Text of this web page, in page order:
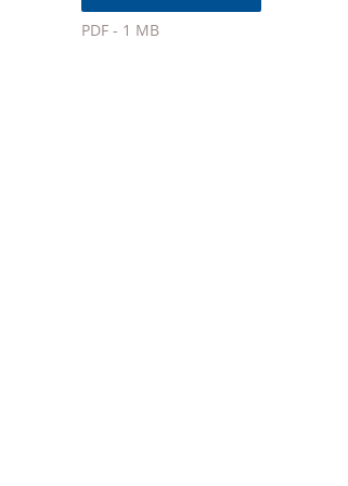
après
PDF - 1 MB